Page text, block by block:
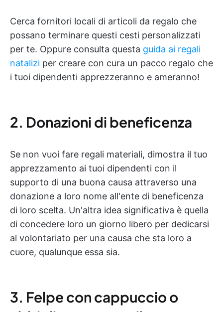
Cerca fornitori locali di articoli da regalo che
possano terminare questi cesti personalizzati
per te. Oppure consulta questa guida ai regali
natalizi per creare con cura un pacco regalo che
i tuoi dipendenti apprezzeranno e ameranno!
2. Donazioni di beneficenza
Se non vuoi fare regali materiali, dimostra il tuo
apprezzamento ai tuoi dipendenti con il
supporto di una buona causa attraverso una
donazione a loro nome all'ente di beneficenza
di loro scelta. Un'altra idea significativa è quella
di concedere loro un giorno libero per dedicarsi
al volontariato per una causa che sta loro a
cuore, qualunque essa sia.
3. Felpe con cappuccio o